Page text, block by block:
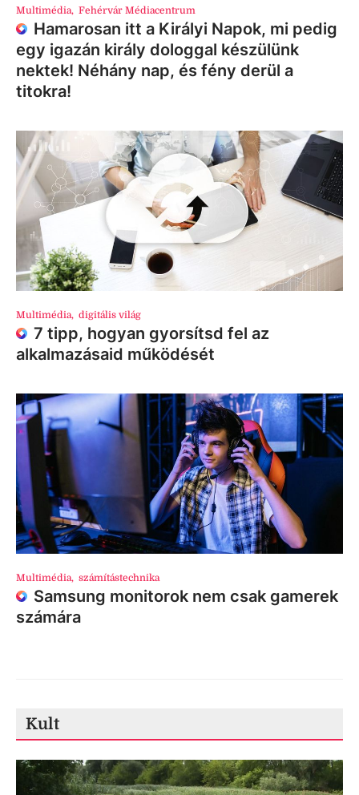
Multimédia, Fehérvár Médiacentrum
Hamarosan itt a Királyi Napok, mi pedig
egy igazán király dologgal készülünk
nektek! Néhány nap, és fény derül a
titokra!
Multimédia, digitális világ
7 tipp, hogyan gyorsítsd fel az
alkalmazásaid működését
Multimédia, számítástechnika
Samsung monitorok nem csak gamerek
számára
Kult